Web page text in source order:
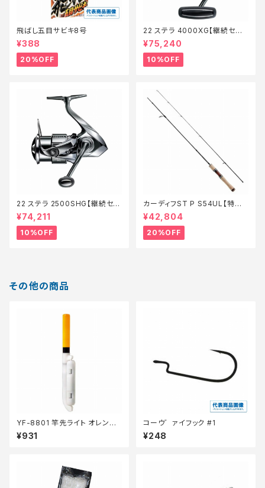
飛ばし五目サビキ8号
¥388
20%OFF
22 ステラ 4000XG【継続セー
ル_リール】【10】
¥75,240
10%OFF
22 ステラ 2500SHG【継続セー
ル_リール】【10】
¥74,211
10%OFF
カーディフST P S54UL【特価
ロッド】【20】
¥42,804
20%OFF
その他の商品
YF-8801 竿先ライト オレンジ
【継続セール_装備】
¥931
コーウ゛ァイフック #1
¥248